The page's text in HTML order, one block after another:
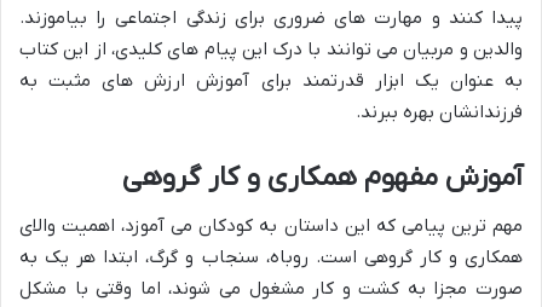
پیدا کنند و مهارت های ضروری برای زندگی اجتماعی را بیاموزند.
والدین و مربیان می توانند با درک این پیام های کلیدی، از این کتاب
به عنوان یک ابزار قدرتمند برای آموزش ارزش های مثبت به
فرزندانشان بهره ببرند.
آموزش مفهوم همکاری و کار گروهی
مهم ترین پیامی که این داستان به کودکان می آموزد، اهمیت والای
همکاری و کار گروهی است. روباه، سنجاب و گرگ، ابتدا هر یک به
صورت مجزا به کشت و کار مشغول می شوند، اما وقتی با مشکل